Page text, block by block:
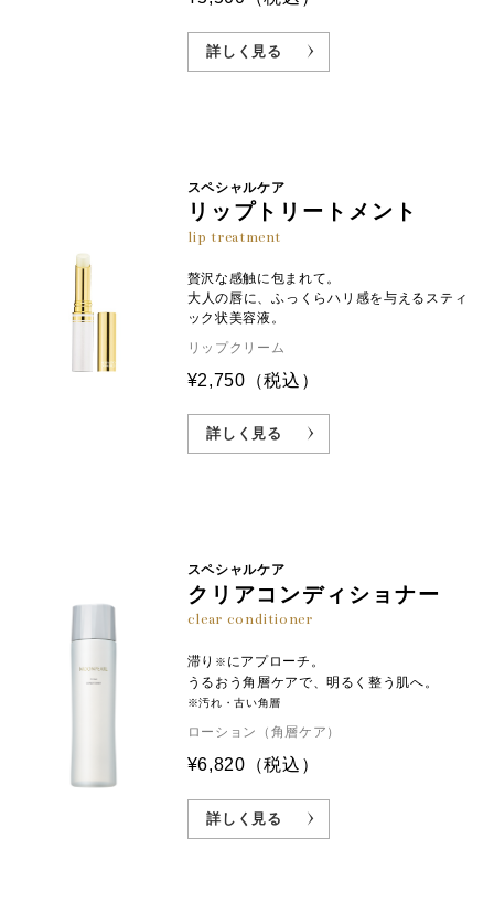
詳しく見る
スペシャルケア
リップトリートメント
lip treatment
贅沢な感触に包まれて。
大人の唇に、ふっくらハリ感を与えるスティ
ック状美容液。
リップクリーム
¥2,750 （税込）
詳しく見る
スペシャルケア
クリアコンディショナー
clear conditioner
滞り ※ にアプローチ。
うるおう角層ケアで、明るく整う肌へ。
※汚れ・古い角層
ローション（角層ケア）
¥6,820 （税込）
詳しく見る